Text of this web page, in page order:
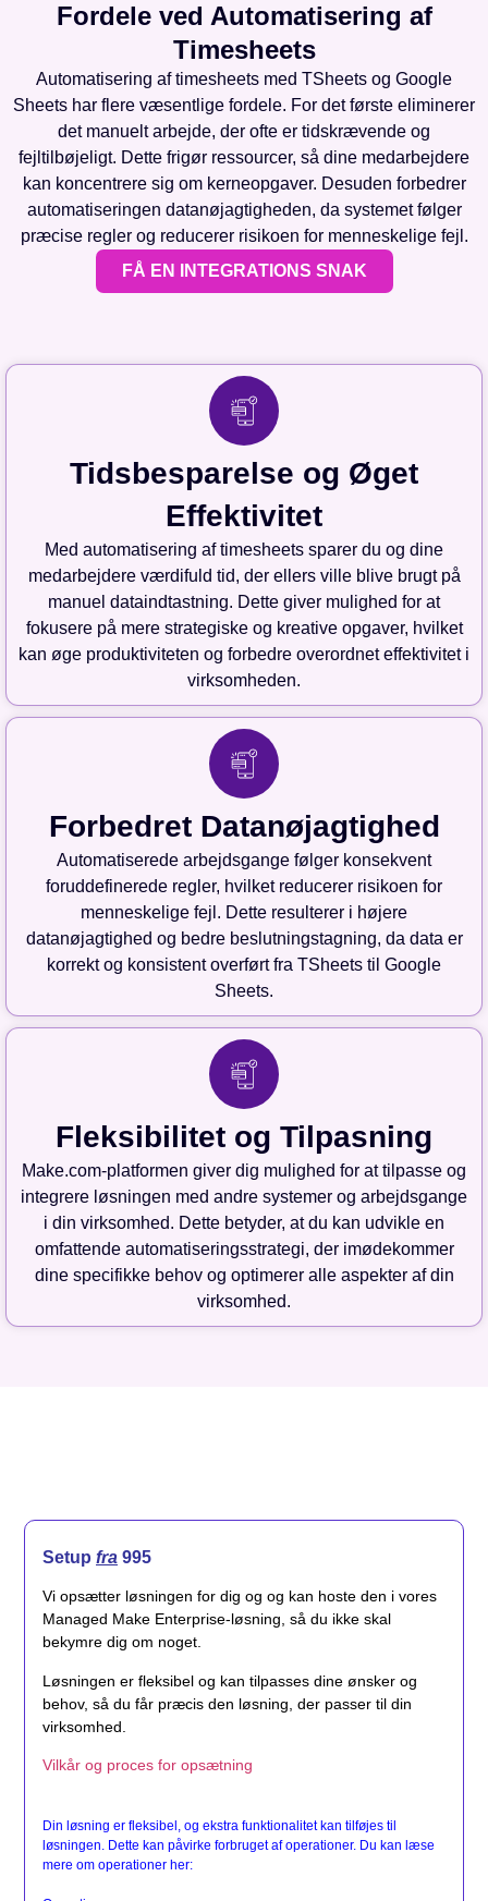
Fordele ved Automatisering af
Timesheets
Automatisering af timesheets med TSheets og Google
Sheets har flere væsentlige fordele. For det første eliminerer
det manuelt arbejde, der ofte er tidskrævende og
fejltilbøjeligt. Dette frigør ressourcer, så dine medarbejdere
kan koncentrere sig om kerneopgaver. Desuden forbedrer
automatiseringen datanøjagtigheden, da systemet følger
præcise regler og reducerer risikoen for menneskelige fejl.
FÅ EN INTEGRATIONS SNAK
Tidsbesparelse og Øget
Effektivitet
Med automatisering af timesheets sparer du og dine
medarbejdere værdifuld tid, der ellers ville blive brugt på
manuel dataindtastning. Dette giver mulighed for at
fokusere på mere strategiske og kreative opgaver, hvilket
kan øge produktiviteten og forbedre overordnet effektivitet i
virksomheden.
Forbedret Datanøjagtighed
Automatiserede arbejdsgange følger konsekvent
foruddefinerede regler, hvilket reducerer risikoen for
menneskelige fejl. Dette resulterer i højere
datanøjagtighed og bedre beslutningstagning, da data er
korrekt og konsistent overført fra TSheets til Google
Sheets.
Fleksibilitet og Tilpasning
Make.com-platformen giver dig mulighed for at tilpasse og
integrere løsningen med andre systemer og arbejdsgange
i din virksomhed. Dette betyder, at du kan udvikle en
omfattende automatiseringsstrategi, der imødekommer
dine specifikke behov og optimerer alle aspekter af din
virksomhed.
Setup fra 995
Vi opsætter løsningen for dig og og kan hoste den i vores
Managed Make Enterprise-løsning, så du ikke skal
bekymre dig om noget.
Løsningen er fleksibel og kan tilpasses dine ønsker og
behov, så du får præcis den løsning, der passer til din
virksomhed.
Vilkår og proces for opsætning
Din løsning er fleksibel, og ekstra funktionalitet kan tilføjes til
løsningen. Dette kan påvirke forbruget af operationer. Du kan læse
mere om operationer her: